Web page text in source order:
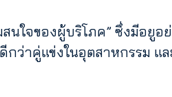
นใจของผู้บริโภค” ซึ่งมีอยูอ
กว่าคู่แข่งในอุตสาหกรรม แ